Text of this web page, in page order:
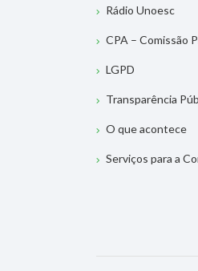
Rádio Unoesc
CPA – Comissão
LGPD
Transparência
O que acontece
Serviços para a